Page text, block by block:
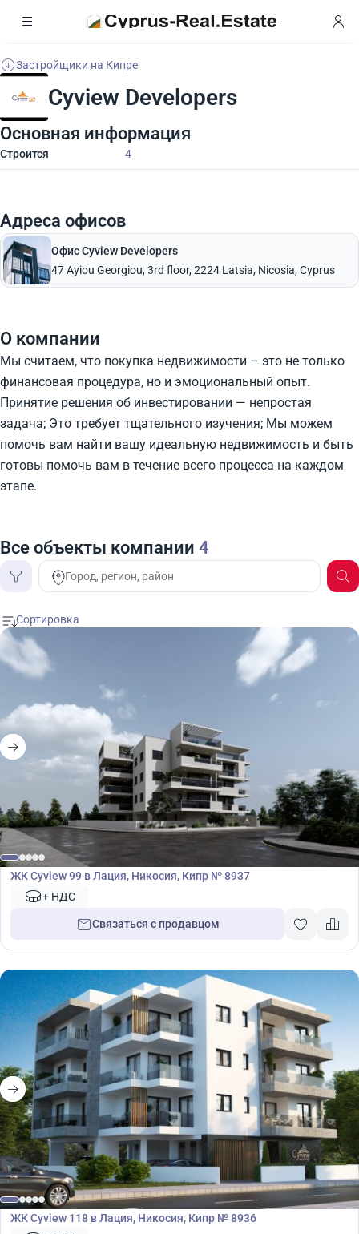
Застройщики на Кипре
Cyview Developers
Основная информация
Строится 4
Адреса офисов
Офис Cyview Developers
47 Ayiou Georgiou, 3rd floor, 2224 Latsia, Nicosia, Cyprus
О компании
Мы считаем, что покупка недвижимости – это не только
финансовая процедура, но и эмоциональный опыт.
Принятие решения об инвестировании — непростая
задача; Это требует тщательного изучения; Мы можем
помочь вам найти вашу идеальную недвижимость и быть
готовы помочь вам в течение всего процесса на каждом
этапе.
Все объекты компании 4
Цена
Жилой комплекс
ЖК Cyview 99 в Лация, Никосия, Кипр № 8937
+ НДС
Связаться с продавцом
Жилой комплекс
ЖК Cyview 118 в Лация, Никосия, Кипр № 8936